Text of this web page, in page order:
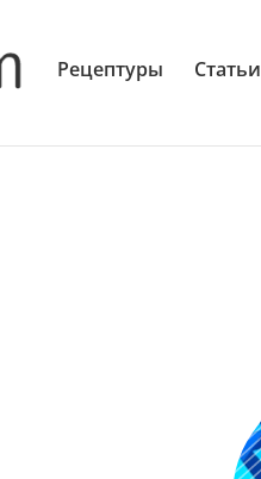
Рецептуры Статьи